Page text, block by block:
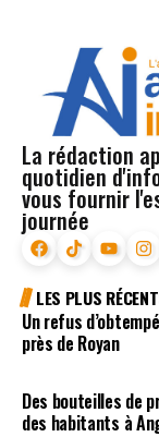
La rédaction
quotidien
vous fournir
journée
LES PLUS
Un refus
près de Royan
Des bouteilles de
des habitants à